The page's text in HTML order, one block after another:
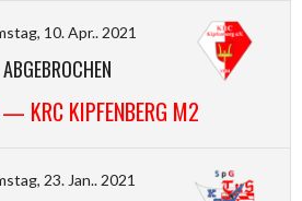
10. Apr.. 2021
ABGEBROCHEN
KRC KIPFENBERG M2
23. Jan.. 2021